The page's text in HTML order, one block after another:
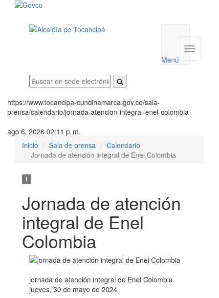
utilidades
Menú
Menú
https://www.tocancipa-cundinamarca.gov.co/sala-
prensa/calendario/jornada-atencion-integral-enel-colombia
ago 6, 2026 02:11 p. m.
Inicio
Sala de prensa
Calendario
Jornada de atención integral de Enel Colombia
1
Jornada de atención
integral de Enel
Colombia
jornada de atención integral de Enel Colombia
jueves, 30 de mayo de 2024